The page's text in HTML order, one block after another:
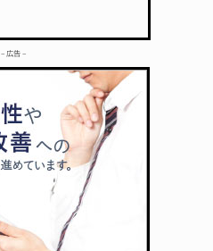
– 広告 –